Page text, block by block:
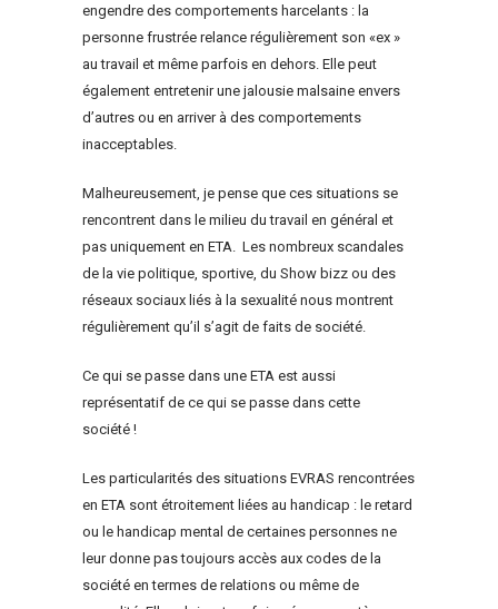
engendre des comportements harcelants : la
personne frustrée relance régulièrement son «ex »
au travail et même parfois en dehors. Elle peut
également entretenir une jalousie malsaine envers
d’autres ou en arriver à des comportements
inacceptables.
Malheureusement, je pense que ces situations se
rencontrent dans le milieu du travail en général et
pas uniquement en ETA. Les nombreux scandales
de la vie politique, sportive, du Show bizz ou des
réseaux sociaux liés à la sexualité nous montrent
régulièrement qu’il s’agit de faits de société.
Ce qui se passe dans une ETA est aussi
représentatif de ce qui se passe dans cette
société !
Les particularités des situations EVRAS rencontrées
en ETA sont étroitement liées au handicap : le retard
ou le handicap mental de certaines personnes ne
leur donne pas toujours accès aux codes de la
société en termes de relations ou même de